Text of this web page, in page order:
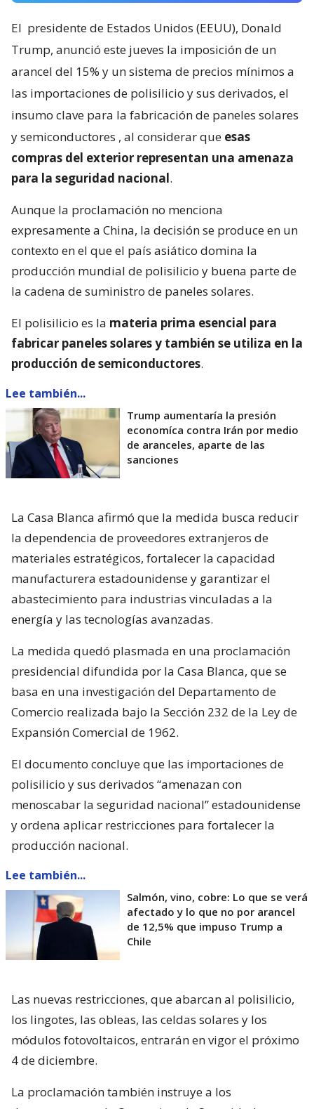
El presidente de Estados Unidos (EEUU), Donald
Trump, anunció este jueves la imposición de un
arancel del 15% y un sistema de precios mínimos a
las importaciones de polisilicio y sus derivados, el
insumo clave para la fabricación de paneles solares
y semiconductores , al considerar que esas
compras del exterior representan una amenaza
para la seguridad nacional.
Aunque la proclamación no menciona
expresamente a China, la decisión se produce en un
contexto en el que el país asiático domina la
producción mundial de polisilicio y buena parte de
la cadena de suministro de paneles solares.
El polisilicio es la materia prima esencial para
fabricar paneles solares y también se utiliza en la
producción de semiconductores.
Lee también...
Trump aumentaría la presión
economíca contra Irán por medio
de aranceles, aparte de las
sanciones
La Casa Blanca afirmó que la medida busca reducir
la dependencia de proveedores extranjeros de
materiales estratégicos, fortalecer la capacidad
manufacturera estadounidense y garantizar el
abastecimiento para industrias vinculadas a la
energía y las tecnologías avanzadas.
La medida quedó plasmada en una proclamación
presidencial difundida por la Casa Blanca, que se
basa en una investigación del Departamento de
Comercio realizada bajo la Sección 232 de la Ley de
Expansión Comercial de 1962.
El documento concluye que las importaciones de
polisilicio y sus derivados “amenazan con
menoscabar la seguridad nacional” estadounidense
y ordena aplicar restricciones para fortalecer la
producción nacional.
Lee también...
Salmón, vino, cobre: Lo que se verá
afectado y lo que no por arancel
de 12,5% que impuso Trump a
Chile
Las nuevas restricciones, que abarcan al polisilicio,
los lingotes, las obleas, las celdas solares y los
módulos fotovoltaicos, entrarán en vigor el próximo
4 de diciembre.
La proclamación también instruye a los